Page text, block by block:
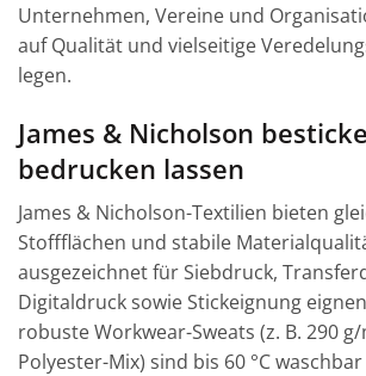
Unternehmen, Vereine und
auf Qualität und vielseitige
legen.
James & Nicholson
bedrucken lassen
James & Nicholson-Textilien bieten
Stoffflächen und stabile
ausgezeichnet für Siebdruck,
Digitaldruck sowie Stickeignung
robuste Workwear-Sweats (z. B. 290
Polyester-Mix) sind bis 60 °C